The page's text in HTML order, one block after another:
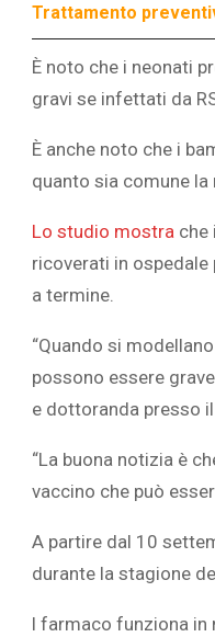
Trattamento
È noto che i neonati
gravi se infettati da
È anche noto che i
quanto sia comune
Lo studio mostra che
ricoverati in ospedale
a termine.
“Quando si
possono essere
e dottoranda presso
“La buona notizia è
vaccino che può
A partire dal 10
durante la stagione
l farmaco funziona in